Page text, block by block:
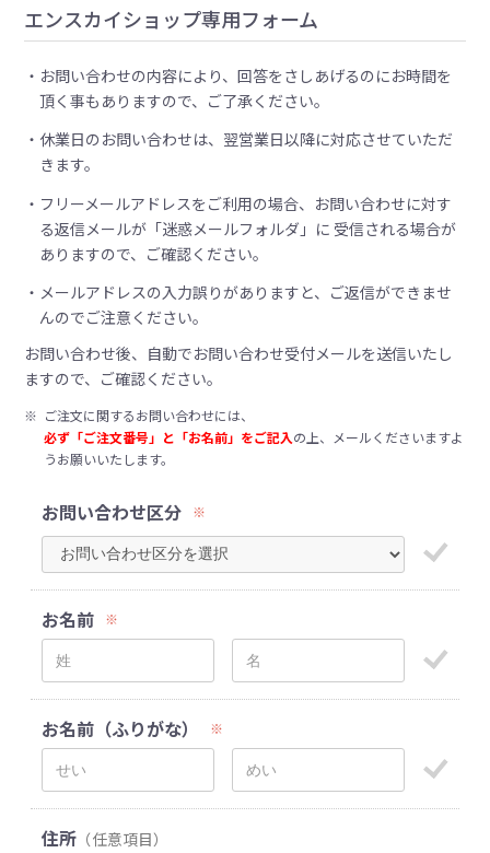
エンスカイショップ専用フォーム
お問い合わせの内容により、回答をさしあげるのにお時間を
頂く事もありますので、ご了承ください。
休業日のお問い合わせは、翌営業日以降に対応させていただ
きます。
フリーメールアドレスをご利用の場合、お問い合わせに対す
る返信メールが「迷惑メールフォルダ」に 受信される場合が
ありますので、ご確認ください。
メールアドレスの入力誤りがありますと、ご返信ができませ
んのでご注意ください。
お問い合わせ後、自動でお問い合わせ受付メールを送信いたし
ますので、ご確認ください。
※ ご注文に関するお問い合わせには、
必ず「ご注文番号」と「お名前」をご記入の上、メールくださいますよ
うお願いいたします。
お問い合わせ区分 ※
お名前 ※
お名前（ふりがな） ※
住所 （任意項目）